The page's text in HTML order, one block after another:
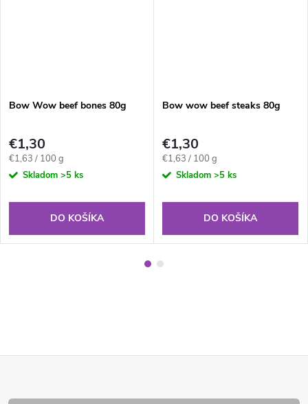
Bow Wow beef bones 80g
€1,30
Jednotková
cena:
€1,63 / 100 g
Skladom >5 ks
DO KOŠÍKA
Bow wow beef steaks 80g
€1,30
Jednotková
cena:
€1,63 / 100 g
Skladom >5 ks
DO KOŠÍKA